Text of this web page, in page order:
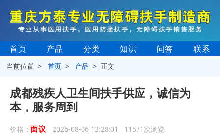
首页 产品 分类 知识 问答 联系
当前位置 >首页 > 产品 > 正文
成都残疾人卫生间扶手供应，诚信为
本，服务周到
价格： 面议 2026-08-06 13:28:01 11571次浏览